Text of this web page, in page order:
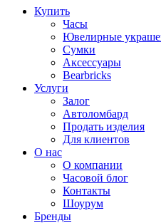
Купить
Часы
Ювелирные
Сумки
Аксессуары
Bearbricks
Услуги
Залог
Автоломбард
Продать изделия
Для клиентов
О нас
О компании
Часовой блог
Контакты
Шоурум
Бренды